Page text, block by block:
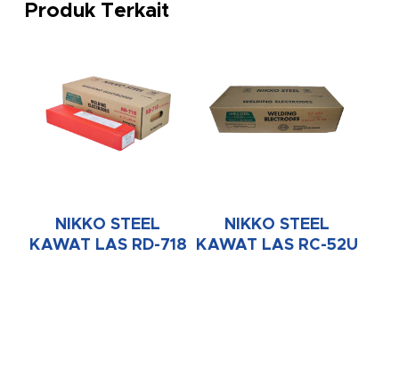
Produk Terkait
NIKKO STEEL
KAWAT LAS RD-718
NIKKO STEEL
KAWAT LAS RC-52U